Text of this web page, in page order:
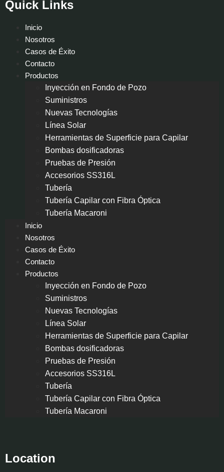
Quick Links
Inicio
Nosotros
Casos de Éxito
Contacto
Productos
Inyección en Fondo de Pozo
Suministros
Nuevas Tecnologías
Línea Solar
Herramientas de Superficie para Capilar
Bombas dosificadoras
Pruebas de Presión
Accesorios SS316L
Tubería
Tubería Capilar con Fibra Óptica
Tubería Macaroni
Inicio
Nosotros
Casos de Éxito
Contacto
Productos
Inyección en Fondo de Pozo
Suministros
Nuevas Tecnologías
Línea Solar
Herramientas de Superficie para Capilar
Bombas dosificadoras
Pruebas de Presión
Accesorios SS316L
Tubería
Tubería Capilar con Fibra Óptica
Tubería Macaroni
Location